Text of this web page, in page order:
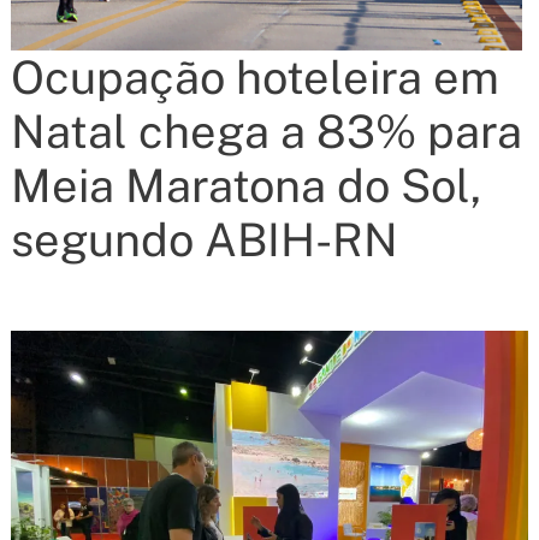
Ocupação hoteleira em
Natal chega a 83% para
Meia Maratona do Sol,
segundo ABIH-RN